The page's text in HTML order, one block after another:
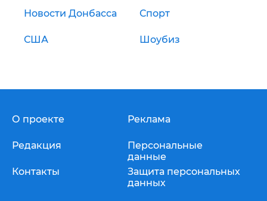
Новости Донбасса Спорт
США Шоубиз
О проекте
Редакция
Контакты
Реклама
Персональные
данные
Защита персональных
данных